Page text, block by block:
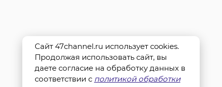
Сайт 47channel.ru использует cookies.
Продолжая использовать сайт, вы
даете согласие на обработку данных в
соответствии с политикой обработки